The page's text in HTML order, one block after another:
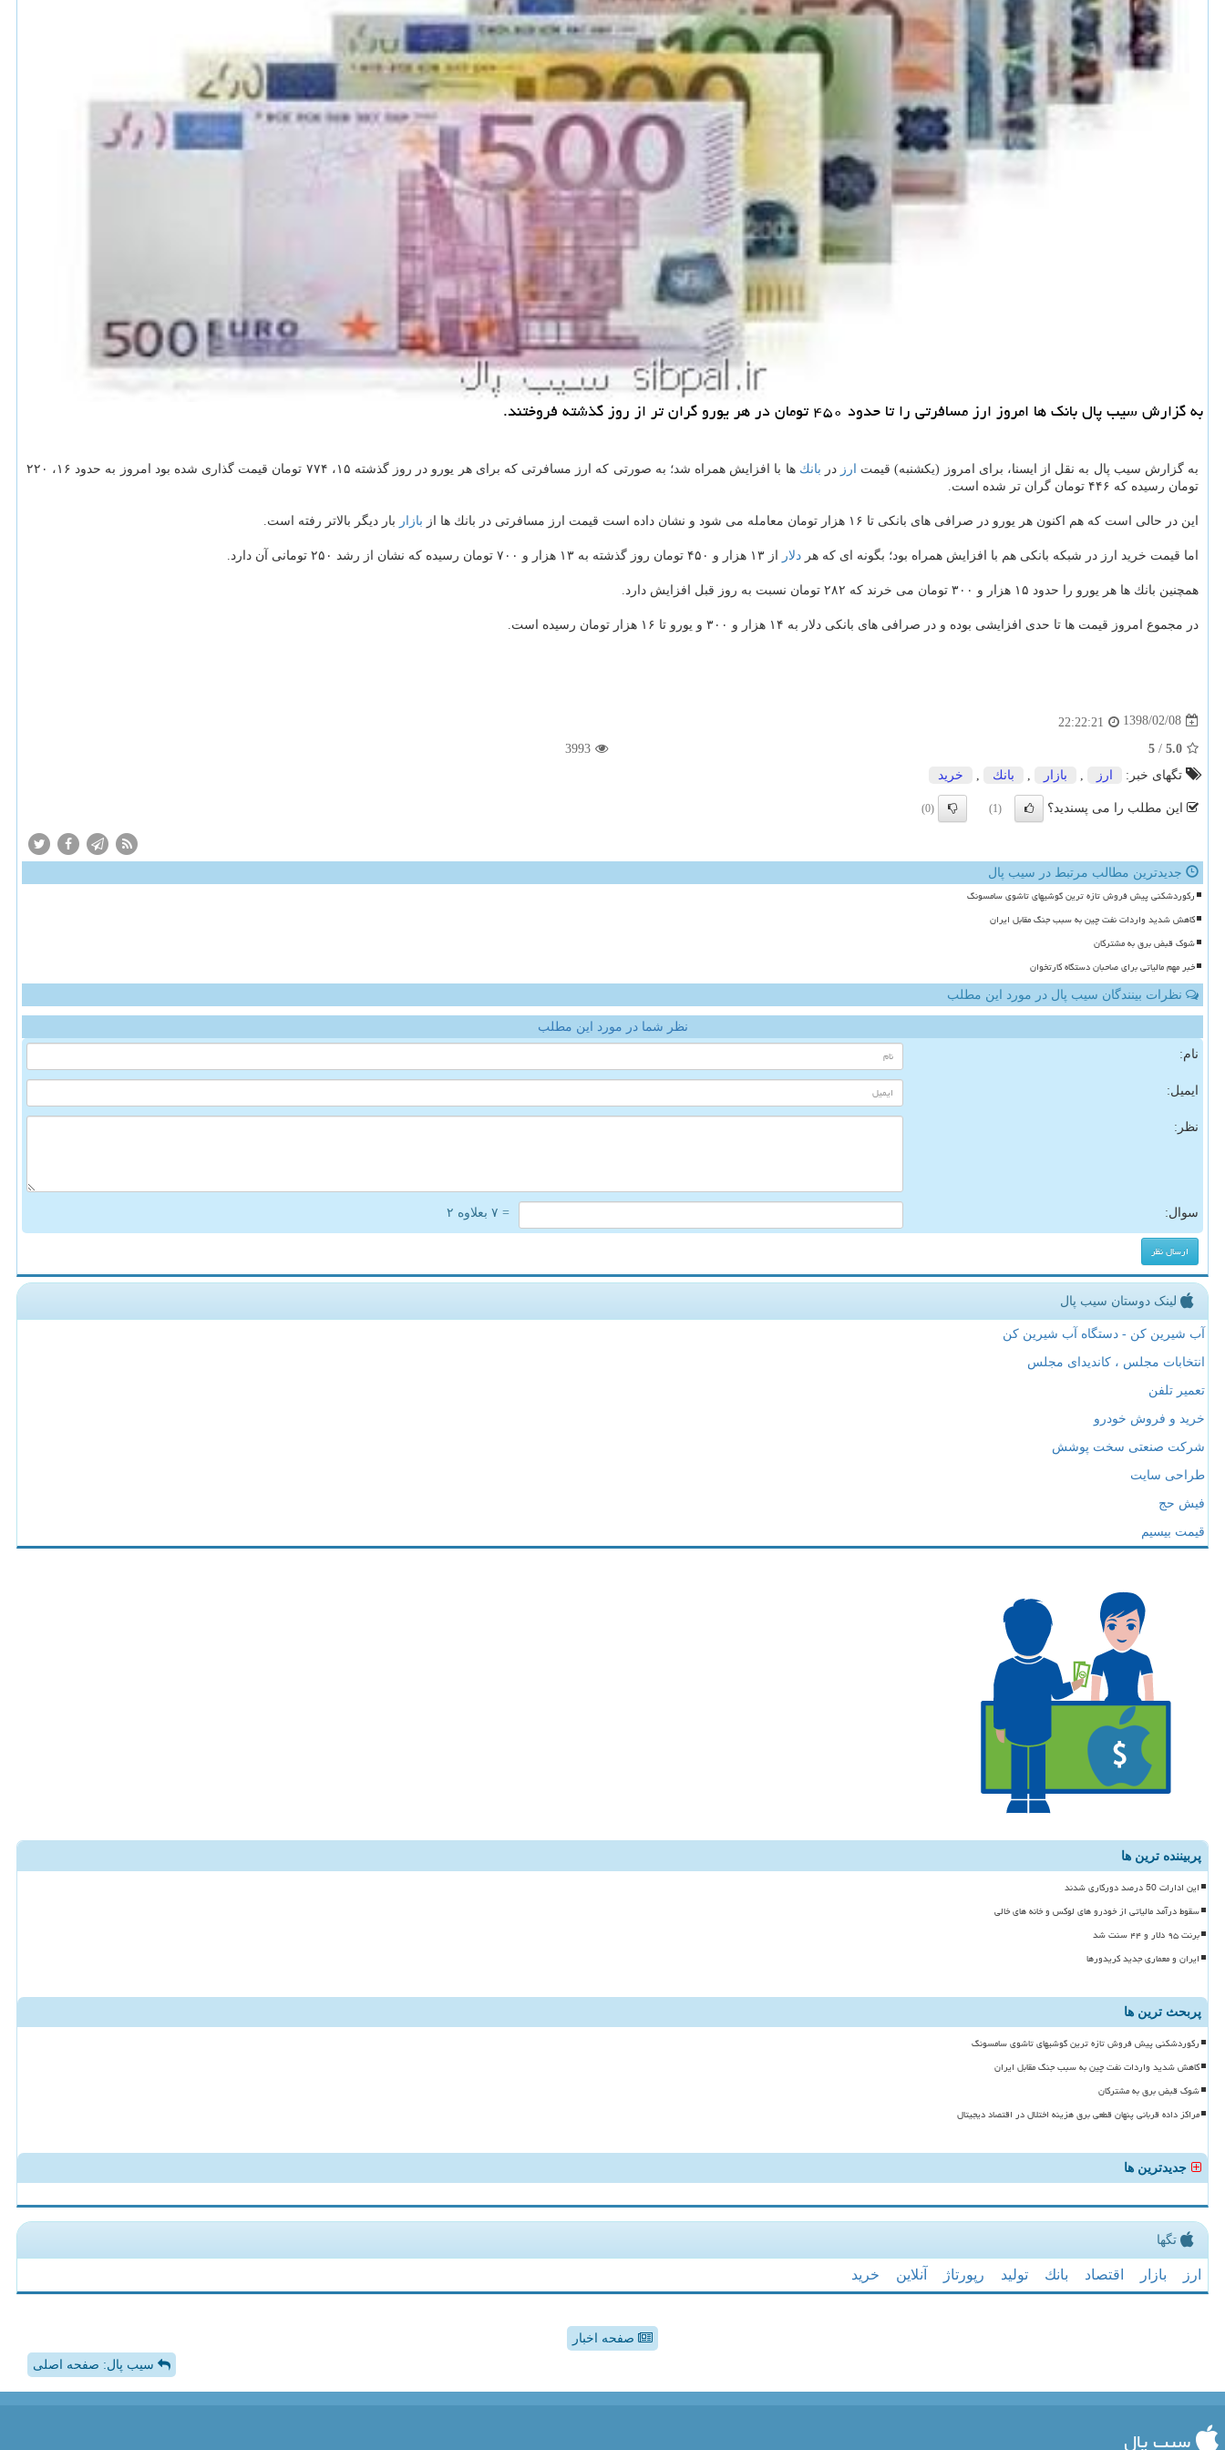
به گزارش سیب پال بانك ها امروز ارز مسافرتی را تا حدود ۴۵۰ تومان در هر یورو گران تر از روز گذشته فروختند.
به گزارش سیب پال به نقل از ایسنا، برای امروز (یكشنبه) قیمت ارز در بانك
ها با افزایش همراه شد؛ به صورتی كه ارز مسافرتی كه برای هر یورو در روز گذشته ۱۵، ۷۷۴ تومان قیمت گذاری شده بود امروز به حدود ۱۶، ۲۲۰
تومان رسیده كه ۴۴۶ تومان گران تر شده است.
این در حالی است كه هم اكنون هر یورو در صرافی های بانكی تا ۱۶ هزار تومان معامله می شود و نشان داده است قیمت ارز مسافرتی در بانك ها از بازار بار دیگر بالاتر رفته است.
اما قیمت خرید ارز در شبكه بانكی هم با افزایش همراه بود؛ بگونه ای كه هر دلار از ۱۳ هزار و ۴۵۰ تومان روز گذشته به ۱۳ هزار و ۷۰۰ تومان رسیده كه نشان از رشد ۲۵۰ تومانی آن دارد.
همچنین بانك ها هر یورو را حدود ۱۵ هزار و ۳۰۰ تومان می خرند كه ۲۸۲ تومان نسبت به روز قبل افزایش دارد.
در مجموع امروز قیمت ها تا حدی افزایشی بوده و در صرافی های بانكی دلار به ۱۴ هزار و ۳۰۰ و یورو تا ۱۶ هزار تومان رسیده است.
1398/02/08
22:22:21
5.0
/
5
3993
تگهای خبر:
ارز بازار بانك خرید
این مطلب را می پسندید؟ (1)
(0)
جدیدترین مطالب مرتبط در سیب پال
رکوردشکنی پیش فروش تازه ترین گوشیهای تاشوی سامسونگ
کاهش شدید واردات نفت چین به سبب جنگ مقابل ایران
شوک قبض برق به مشترکان
خبر مهم مالیاتی برای صاحبان دستگاه کارتخوان
نظرات بینندگان سیب پال در مورد این مطلب
نظر شما در مورد این مطلب
نام:
ایمیل:
نظر:
سوال: = ۷ بعلاوه ۲
لینک دوستان سیب پال
آب شیرین کن - دستگاه آب شیرین کن
انتخابات مجلس ، کاندیدای مجلس
تعمیر تلفن
خرید و فروش خودرو
شرکت صنعتی سخت پوشش
طراحی سایت
فیش حج
قیمت بیسیم
پربیننده ترین ها
این ادارات 50 درصد دورکاری شدند
سقوط درآمد مالیاتی از خودرو های لوکس و خانه های خالی
برنت ۹۵ دلار و ۴۴ سنت شد
ایران و معماری جدید کریدورها
پربحث ترین ها
رکوردشکنی پیش فروش تازه ترین گوشیهای تاشوی سامسونگ
کاهش شدید واردات نفت چین به سبب جنگ مقابل ایران
شوک قبض برق به مشترکان
مراکز داده قربانی پنهان قطعی برق هزینه اختلال در اقتصاد دیجیتال
جدیدترین ها
تگها
ارز بازار اقتصاد بانك تولید رپورتاژ آنلاین خرید
صفحه اخبار
سیب پال: صفحه اصلی
سیب پال